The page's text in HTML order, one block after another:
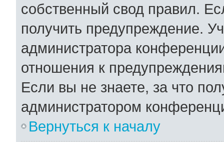
собственный свод правил.
получить предупреждение.
администратора
отношения к
Если вы не знаете, за что
администратором
Вернуться к началу